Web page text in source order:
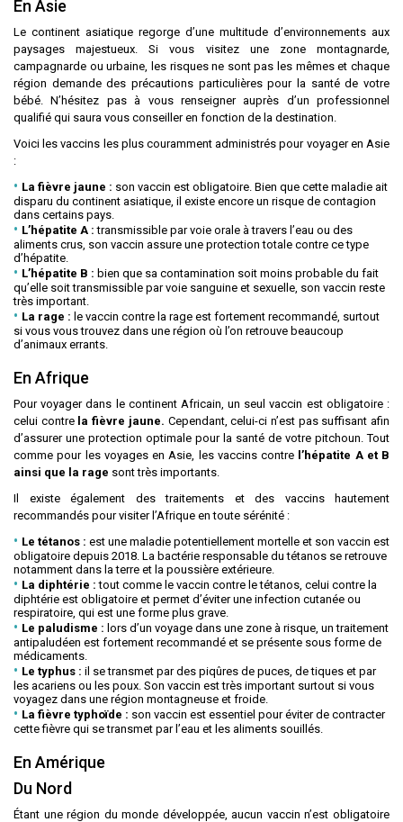
En Asie
Le continent asiatique regorge d’une multitude d’environnements aux
paysages majestueux. Si vous visitez une zone montagnarde,
campagnarde ou urbaine, les risques ne sont pas les mêmes et chaque
région demande des précautions particulières pour la santé de votre
bébé. N’hésitez pas à vous renseigner auprès d’un professionnel
qualifié qui saura vous conseiller en fonction de la destination.
Voici les vaccins les plus couramment administrés pour voyager en Asie
:
La fièvre jaune : son vaccin est obligatoire. Bien que cette maladie ait
disparu du continent asiatique, il existe encore un risque de contagion
dans certains pays.
L’hépatite A : transmissible par voie orale à travers l’eau ou des
aliments crus, son vaccin assure une protection totale contre ce type
d’hépatite.
L’hépatite B : bien que sa contamination soit moins probable du fait
qu’elle soit transmissible par voie sanguine et sexuelle, son vaccin reste
très important.
La rage : le vaccin contre la rage est fortement recommandé, surtout
si vous vous trouvez dans une région où l’on retrouve beaucoup
d’animaux errants.
En Afrique
Pour voyager dans le continent Africain, un seul vaccin est obligatoire :
celui contre la fièvre jaune. Cependant, celui-ci n’est pas suffisant afin
d’assurer une protection optimale pour la santé de votre pitchoun. Tout
comme pour les voyages en Asie, les vaccins contre l’hépatite A et B
ainsi que la rage sont très importants.
Il existe également des traitements et des vaccins hautement
recommandés pour visiter l’Afrique en toute sérénité :
Le tétanos : est une maladie potentiellement mortelle et son vaccin est
obligatoire depuis 2018. La bactérie responsable du tétanos se retrouve
notamment dans la terre et la poussière extérieure.
La diphtérie : tout comme le vaccin contre le tétanos, celui contre la
diphtérie est obligatoire et permet d’éviter une infection cutanée ou
respiratoire, qui est une forme plus grave.
Le paludisme : lors d’un voyage dans une zone à risque, un traitement
antipaludéen est fortement recommandé et se présente sous forme de
médicaments.
Le typhus : il se transmet par des piqûres de puces, de tiques et par
les acariens ou les poux. Son vaccin est très important surtout si vous
voyagez dans une région montagneuse et froide.
La fièvre typhoïde : son vaccin est essentiel pour éviter de contracter
cette fièvre qui se transmet par l’eau et les aliments souillés.
En Amérique
Du Nord
Étant une région du monde développée, aucun vaccin n’est obligatoire